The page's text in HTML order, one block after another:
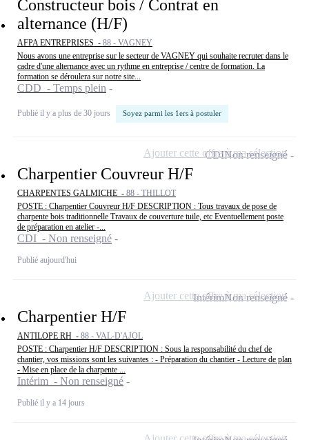
Constructeur bois / Contrat en
alternance (H/F)
AFPA ENTREPRISES - 88 - VAGNEY
Nous avons une entreprise sur le secteur de VAGNEY qui souhaite recruter dans le
cadre d'une alternance avec un rythme en entreprise / centre de formation. La
formation se déroulera sur notre site...
CDD - Temps plein
Publié il y a plus de 30 jours Soyez parmi les 1ers à postuler
Charpentier Couvreur H/F
CHARPENTES GALMICHE - 88 - THILLOT
POSTE : Charpentier Couvreur H/F DESCRIPTION : Tous travaux de pose de
charpente bois traditionnelle Travaux de couverture tuile, etc Eventuellement poste
de préparation en atelier -...
CDI - Non renseigné
Publié aujourd'hui
CDINon renseigné
Ajouter cette offre à ma sélection
Charpentier H/F
ANTILOPE RH - 88 - VAL-D'AJOL
POSTE : Charpentier H/F DESCRIPTION : Sous la responsabilité du chef de
chantier, vos missions sont les suivantes : - Préparation du chantier - Lecture de plan
- Mise en place de la charpente ...
Intérim - Non renseigné
Publié il y a 14 jours
IntérimNon renseigné
Ajouter cette offre à ma sélection